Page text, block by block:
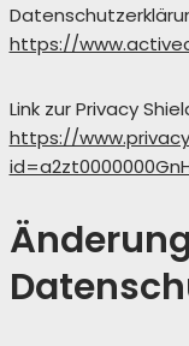
https://
Link zur Privacy
https://